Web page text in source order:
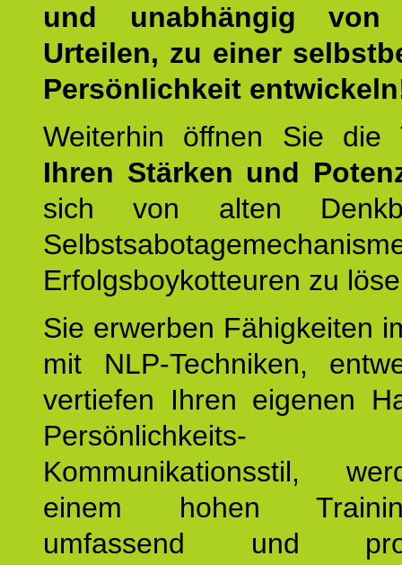
und unabhängig von
Urteilen, zu einer
Persönlichkeit
Weiterhin öffnen Sie
Ihren Stärken und
sich von alten
Erfolgsboykotteuren zu
Sie erwerben Fähigkeiten
mit NLP-Techniken,
vertiefen Ihren eigenen
Kommunikationsstil,
einem hohen
umfassend und